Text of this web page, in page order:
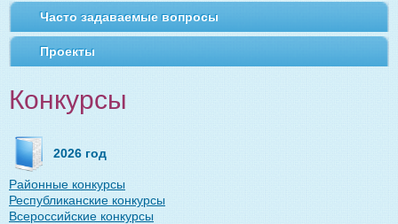
Часто задаваемые вопросы
Проекты
Конкурсы
2026 год
Районные конкурсы
Республиканские конкурсы
Всероссийские конкурсы